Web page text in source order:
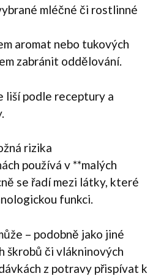
mléčné či rostlinné
aromat nebo tukových
zabránit oddělování.
liší podle receptury a
rizika
používá v **malých
se řadí mezi látky, které
funkci.
– podobně jako jiné
škrobů či vlákninových
z potravy přispívat k